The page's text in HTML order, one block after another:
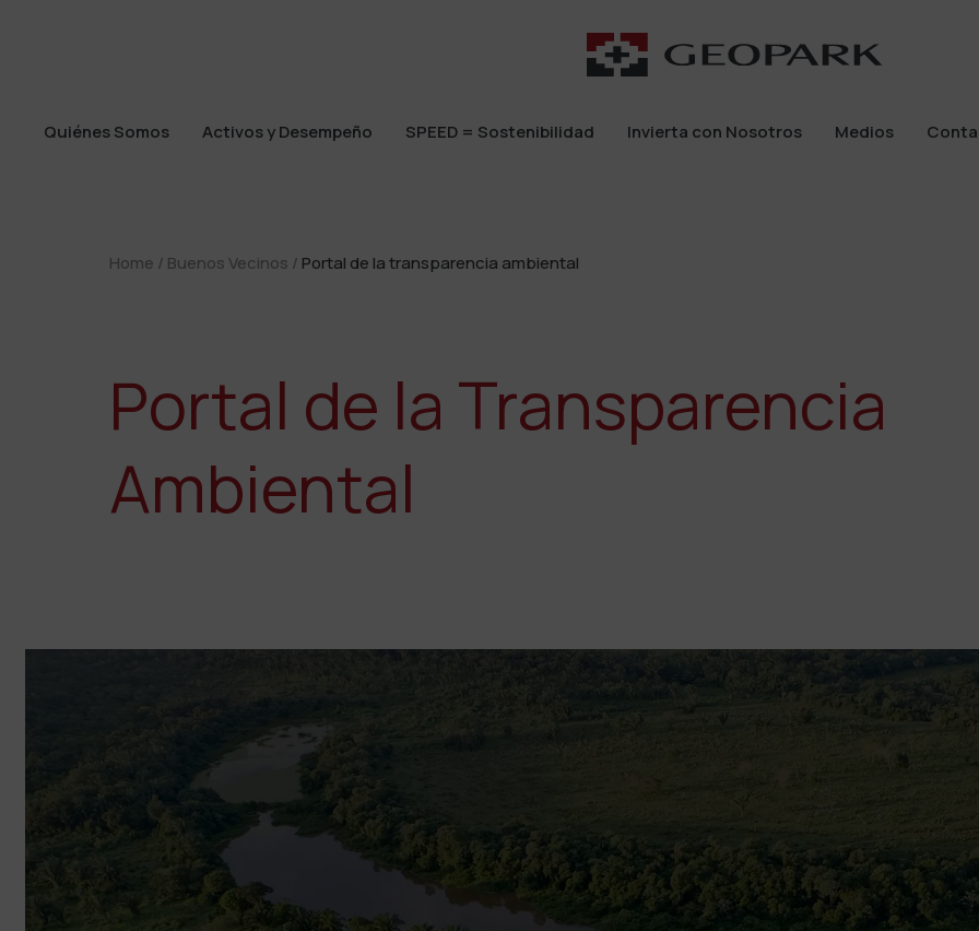
Quiénes Somos
Activos y Desempeño
SPEED = Sostenibilidad
Invierta con Nosotros
Medios
Home / Buenos Vecinos / Portal de la transparencia ambiental
Portal de la Transparencia
Ambiental